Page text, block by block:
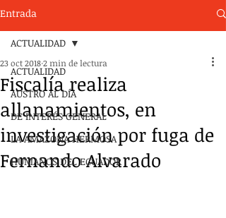
Entrada
ACTUALIDAD
AUSTRO AL DÍA
DE INTERÉS GENERAL
LA AMAZONA HERMOSA
HUMANOS DEL ECUADOR
ACTUALIDAD
Fiscalía realiza
allanamientos, en
investigación por fuga de
Fernando Alvarado
23 oct 20182 min de lectura